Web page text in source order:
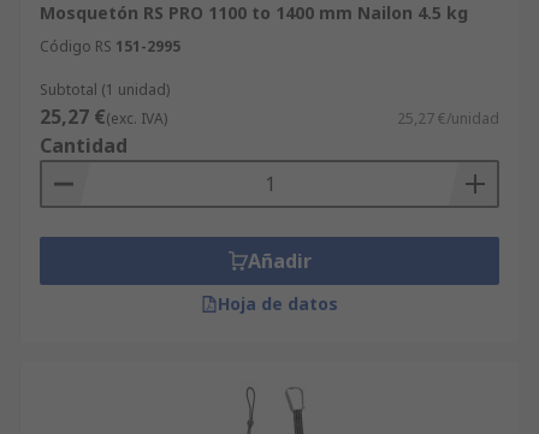
Mosquetón RS PRO 1100 to 1400 mm Nailon 4.5 kg
Código RS 151-2995
Subtotal (1 unidad)
25,27 €(exc. IVA) 25,27 €/unidad
Cantidad
Añadir
Hoja de datos